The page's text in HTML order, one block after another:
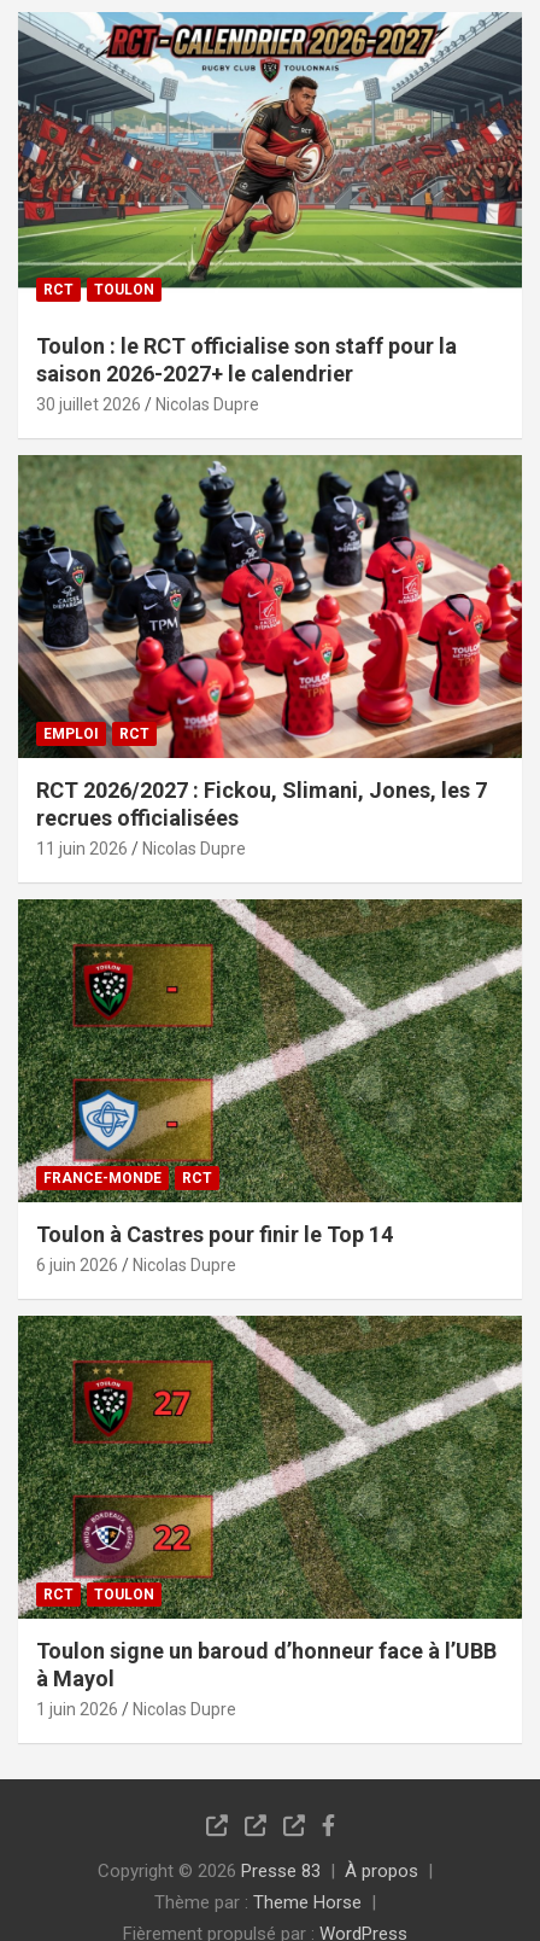
RCT TOULON
Toulon : le RCT officialise son staff pour la
saison 2026-2027+ le calendrier
30 juillet 2026 Nicolas Dupre
EMPLOI RCT
RCT 2026/2027 : Fickou, Slimani, Jones, les 7
recrues officialisées
11 juin 2026 Nicolas Dupre
FRANCE-MONDE RCT
Toulon à Castres pour finir le Top 14
6 juin 2026 Nicolas Dupre
RCT TOULON
Toulon signe un baroud d’honneur face à l’UBB
à Mayol
1 juin 2026 Nicolas Dupre
Copyright © 2026 Presse 83
À propos
Thème par : Theme Horse
Fièrement propulsé par : WordPress